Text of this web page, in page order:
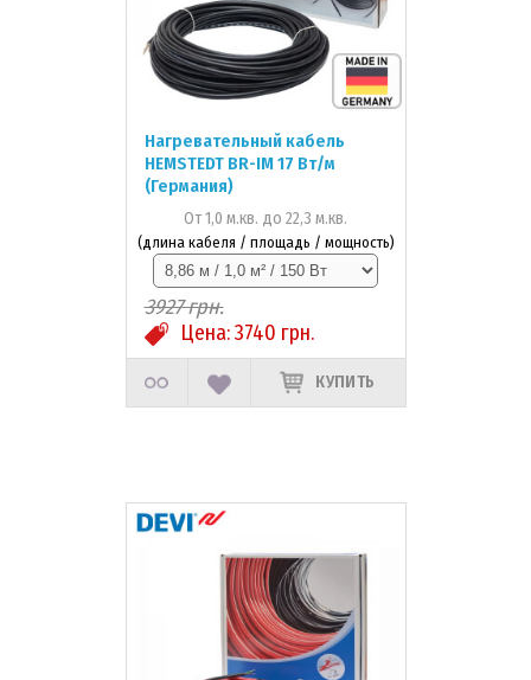
Нагревательный кабель
HEMSTEDT BR-IM 17 Вт/м
(Германия)
От 1,0 м.кв. до 22,3 м.кв.
(длина кабеля / площадь / мощность)
3927грн.
Цена:3740 грн.
КУПИТЬ